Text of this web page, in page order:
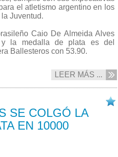
el atletismo argentino en los
la Juventud.
Caio De Almeida Alves
y la medalla de plata es del
Ballesteros con 53.90.
LEER MÁS ...
SE COLGÓ LA
EN 10000